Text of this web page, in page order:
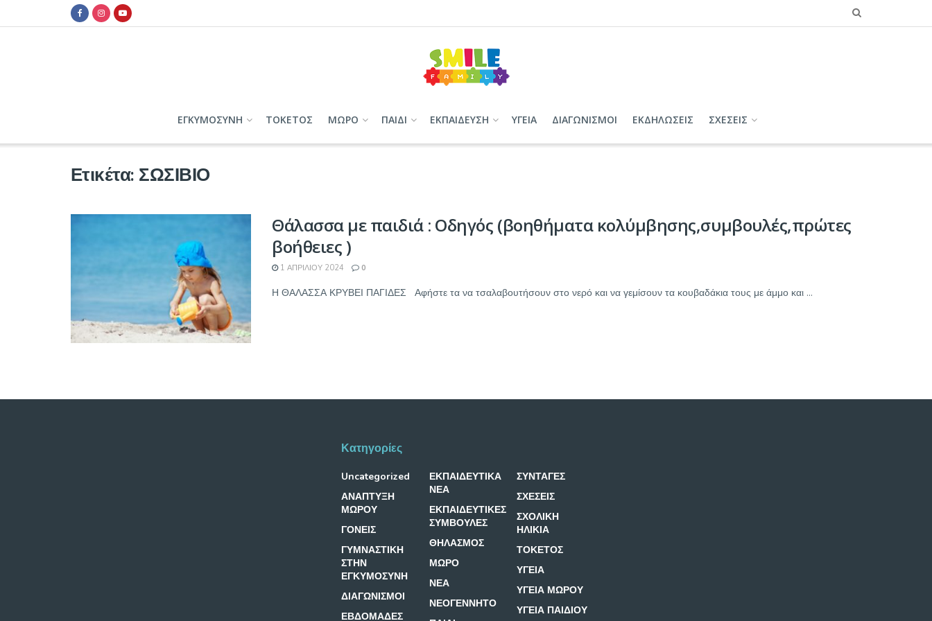
ΕΓΚΥΜΟΣΥΝΗ ΤΟΚΕΤΟΣ ΜΩΡΟ ΠΑΙΔΙ ΕΚΠΑΙΔΕΥΣΗ ΥΓΕΙΑ ΔΙΑΓΩΝΙΣΜΟΙ ΕΚΔΗΛΩΣΕΙΣ ΣΧΕΣΕΙΣ
Ετικέτα: ΣΩΣΙΒΙΟ
Θάλασσα με παιδιά : Οδηγός (βοηθήματα κολύμβησης,συμβουλές,πρώτες
βοήθειες )
1 ΑΠΡΙΛΊΟΥ 2024 0
Η ΘΑΛΑΣΣΑ ΚΡΥΒΕΙ ΠΑΓΙΔΕΣ Αφήστε τα να τσαλαβουτήσουν στο νερό και να γεμίσουν τα κουβαδάκια τους με άμμο και ...
Κατηγορίες
Uncategorized
ΑΝΑΠΤΥΞΗ
ΜΩΡΟΥ
ΓΟΝΕΙΣ
ΓΥΜΝΑΣΤΙΚΗ
ΣΤΗΝ
ΕΓΚΥΜΟΣΥΝΗ
ΔΙΑΓΩΝΙΣΜΟΙ
ΕΒΔΟΜΑΔΕΣ
ΕΚΠΑΙΔΕΥΤΙΚΑ
ΝΕΑ
ΕΚΠΑΙΔΕΥΤΙΚΕΣ
ΣΥΜΒΟΥΛΕΣ
ΘΗΛΑΣΜΟΣ
ΜΩΡΟ
ΝΕΑ
ΝΕΟΓΕΝΝΗΤΟ
ΣΥΝΤΑΓΕΣ
ΣΧΕΣΕΙΣ
ΣΧΟΛΙΚΗ
ΗΛΙΚΙΑ
ΤΟΚΕΤΟΣ
ΥΓΕΙΑ
ΥΓΕΙΑ ΜΩΡΟΥ
ΥΓΕΙΑ ΠΑΙΔΙΟΥ